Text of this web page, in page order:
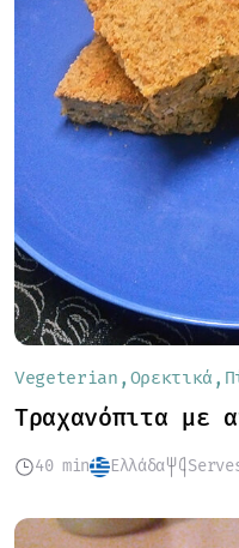
Vegeterian Ορεκτικά
Τραχανόπιτα με
40 min Ελλάδα